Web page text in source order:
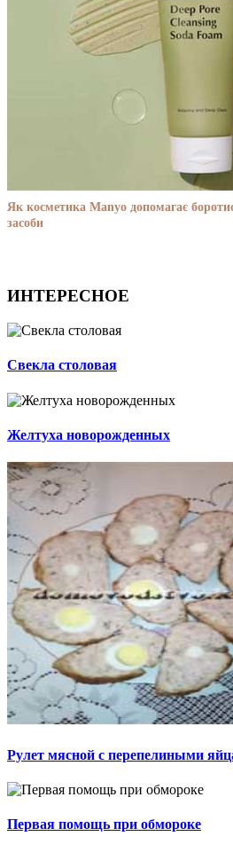
Як косметика Manyo допомагає
засоби
ИНТЕРЕСНОЕ
Свекла столовая
Желтуха новорожденных
Рулет мясной с перепелиными
Первая помощь при обмороке